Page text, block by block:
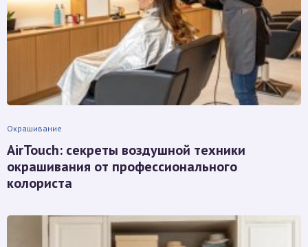
Окрашивание
AirTouch: секреты воздушной техники
окрашивания от профессионального
колориста